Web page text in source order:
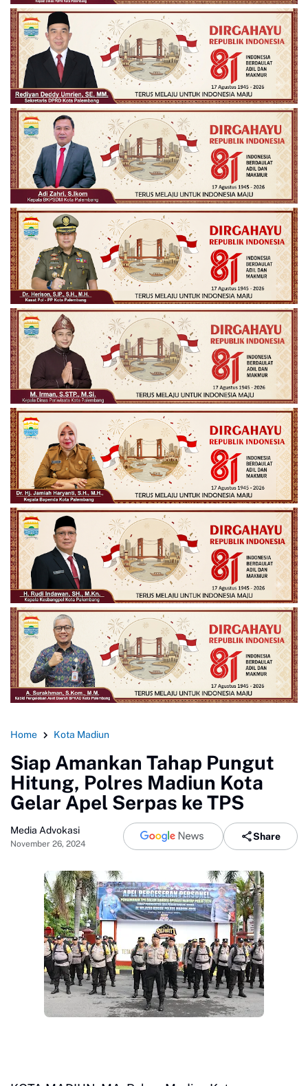
Home Kota Madiun
Siap Amankan Tahap Pungut
Hitung, Polres Madiun Kota
Gelar Apel Serpas ke TPS
Media Advokasi
November 26, 2024
Share